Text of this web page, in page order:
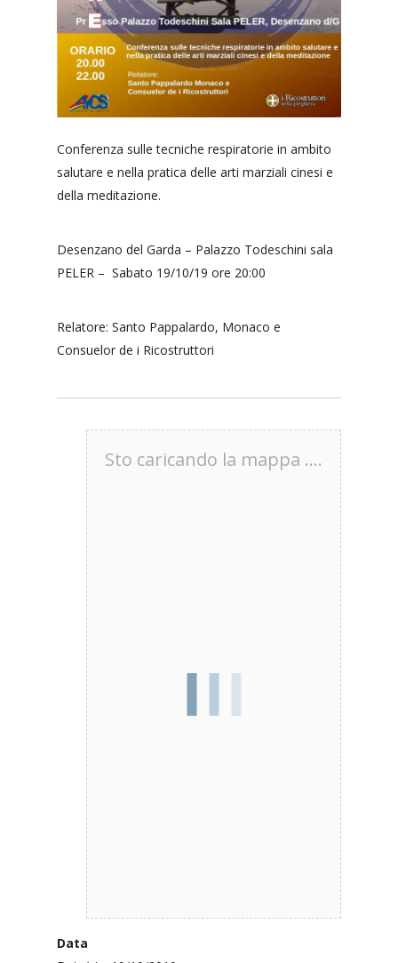
Conferenza sulle tecniche respiratorie in ambito
salutare e nella pratica delle arti marziali cinesi e
della meditazione.
Desenzano del Garda – Palazzo Todeschini sala
PELER – Sabato 19/10/19 ore 20:00
Relatore: Santo Pappalardo, Monaco e
Consuelor de i Ricostruttori
Sto caricando la mappa ....
Data